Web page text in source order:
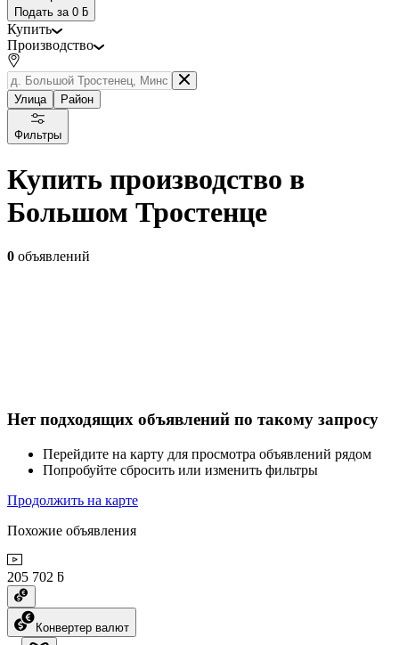
Подать за 0 ƃ
Купить
Производство
Улица Район
Фильтры
Купить производство в
Большом Тростенце
0 объявлений
Нет подходящих объявлений по такому запросу
Перейдите на карту для просмотра объявлений рядом
Попробуйте сбросить или изменить фильтры
Продолжить на карте
Похожие объявления
205 702 ƃ
Конвертер валют